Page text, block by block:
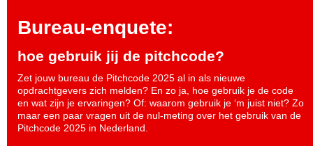
Bureau-enquete:
hoe gebruik jij de pitchcode?
Zet jouw bureau de Pitchcode 2025 al in als nieuwe
opdrachtgevers zich melden? En zo ja, hoe gebruik je de code
en wat zijn je ervaringen? Of: waarom gebruik je ‘m juist niet? Zo
maar een paar vragen uit de nul-meting over het gebruik van de
Pitchcode 2025 in Nederland.